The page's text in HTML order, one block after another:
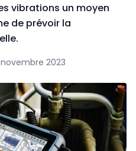
vibrations un moyen
de prévoir la
2023